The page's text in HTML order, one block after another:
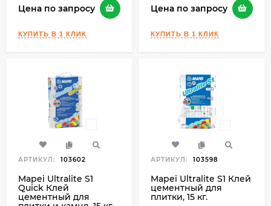
Цена по запросу Цена по запросу
АРТИКУЛ: 103602
Mapei Ultralite S1
Quick Клей
цементный для
АРТИКУЛ: 103598
Mapei Ultralite S1 Клей
цементный для
плитки, 15 кг.